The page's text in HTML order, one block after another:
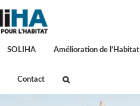
SOLIHA Amélioration de l’Habitat
Contact